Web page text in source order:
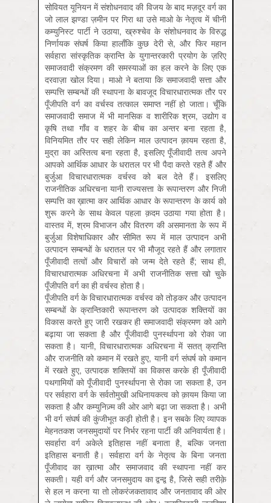
सोवियत यूनियन में संशोधनवाद की विजय के बाद मज़दूर वर्ग का
जो लाल झण्डा ज़मीन पर गिरा था उसे माओ के नेतृत्व में चीनी
कम्युनिस्ट पार्टी ने उठाया, ख्रुश्चेव के संशोधनवाद के विरुद्ध
निर्णायक संघर्ष किया हालाँकि कुछ देरी से, और फिर महान
सर्वहारा सांस्कृतिक क्रान्ति के युगान्तरकारी प्रयोग के ज़रिए
समाजवादी संक्रमण की समस्याओं का हल करने के लिए एक
दरवाज़ा खोल दिया। माओ ने बताया कि समाजवादी सत्ता और
सम्पत्ति सम्बन्धों की स्थापना के बावजूद विचारधारात्मक तौर पर
पूँजीपति वर्ग का वर्चस्व तत्काल समाप्त नहीं हो जाता। चूँकि
समाजवादी समाज में भी मानसिक व शारीरिक श्रम, उद्योग व
कृषि तथा गाँव व शहर के बीच का अन्तर बना रहता है,
विनियमित तौर पर सही लेकिन माल उत्पादन क़ायम रहता है,
मुद्रा का अस्तित्व बना रहता है, इसलिए पूँजीवादी तत्व अपने
आपको आर्थिक आधार के धरातल पर भी पैदा करते रहते हैं और
बुर्जुआ विचारधारात्मक वर्चस्व को बल देते हैं। इसलिए
राजनीतिक अधिरचना यानी राज्यसत्ता के रूपान्तरण और निजी
सम्पत्ति का ख़ात्मा कर आर्थिक आधार के रूपान्तरण के कार्य को
शुरू करने के साथ केवल पहला क़दम उठाया गया होता है।
वास्तव में, श्रम विभाजन और वितरण की असमानता के रूप में
बुर्जुआ विशेषाधिकार और सीमित रूप में माल उत्पादन अभी
उत्पादन सम्बन्धों के धरातल पर भी मौजूद रहते हैं और लगातार
पूँजीवादी तत्वों और विचारों को जन्म देते रहते हैं; साथ ही,
विचारधारात्मक अधिरचना में अभी राजनीतिक सत्ता खो चुके
पूँजीपति वर्ग का ही वर्चस्व होता है।
पूँजीपति वर्ग के विचारधारात्मक वर्चस्व को तोड़कर और उत्पादन
सम्बन्धों के क्रान्तिकारी रूपान्तरण को उत्पादक शक्तियों का
विकास करते हुए जारी रखकर ही समाजवादी संक्रमण को आगे
बढ़ाया जा सकता है और पूँजीवादी पुनर्स्थापना को रोका जा
सकता है। यानी, विचारधारात्मक अधिरचना में सतत् क्रान्ति
और राजनीति को कमान में रखते हुए, यानी वर्ग संघर्ष को कमान
में रखते हुए, उत्पादक शक्तियों का विकास करके ही पूँजीवादी
पथगामियों को पूँजीवादी पुनर्स्थापना से रोका जा सकता है, उन
पर सर्वहारा वर्ग के सर्वतोमुखी अधिनायकत्व को क़ायम किया जा
सकता है और कम्युनिज़्म की ओर आगे बढ़ा जा सकता है। अभी
भी वर्ग संघर्ष की कुंजीभूत कड़ी होती है। इन सबके लिए व्यापक
मेहनतकश जनसमुदायों पर निर्भर रहना पार्टी की अनिवार्यता है।
सवर्हारा वर्ग अकेले इतिहास नहीं बनाता है, बल्कि जनता
इतिहास बनाती है। सर्वहारा वर्ग के नेतृत्व के बिना जनता
पूँजीवाद का ख़ात्मा और समाजवाद की स्थापना नहीं कर
सकती। यही वर्ग और जनसमुदाय का द्वन्द्व है, जिसे सही तरीक़े
से हल न करना या तो लोकरंजकतावाद और जनतावाद की ओर